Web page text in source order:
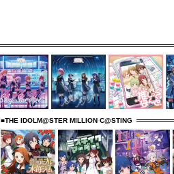
■THE IDOLM@STER MILLION C@STING